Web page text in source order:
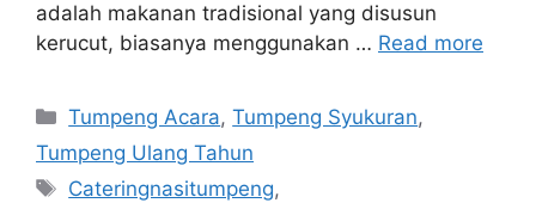
adalah makanan tradisional yang disusun
kerucut, biasanya menggunakan … Read more
Categories
Tumpeng Acara,Tumpeng Syukuran,
Tumpeng Ulang Tahun
Tags
Cateringnasitumpeng,